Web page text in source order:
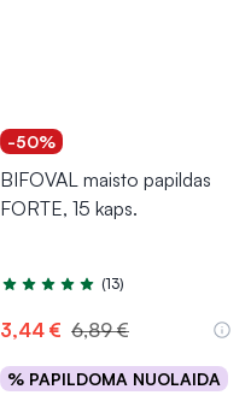
-50%
BIFOVAL maisto papildas
FORTE, 15 kaps.
Įvertinimas 5.0 iš 5
(13)
3,44 € 6,89 €
% PAPILDOMA NUOLAIDA